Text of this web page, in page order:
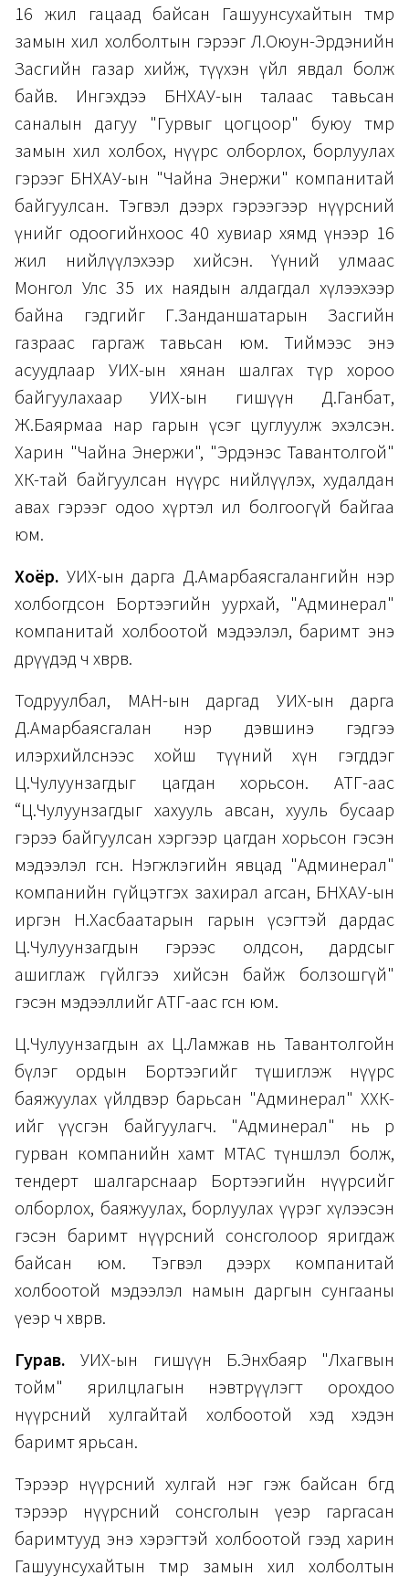
16 жил гацаад байсан Гашуунсухайтын төмөр
замын хил холболтын гэрээг Л.Оюун-Эрдэнийн
Засгийн газар хийж, түүхэн үйл явдал болж
байв. Ингэхдээ БНХАУ-ын талаас тавьсан
саналын дагуу "Гурвыг цогцоор" буюу төмөр
замын хил холбох, нүүрс олборлох, борлуулах
гэрээг БНХАУ-ын "Чайна Энержи" компанитай
байгуулсан. Тэгвэл дээрх гэрээгээр нүүрсний
үнийг одоогийнхоос 40 хувиар хямд үнээр 16
жил нийлүүлэхээр хийсэн. Үүний улмаас
Монгол Улс 35 их наядын алдагдал хүлээхээр
байна гэдгийг Г.Занданшатарын Засгийн
газраас гаргаж тавьсан юм. Тиймээс энэ
асуудлаар УИХ-ын хянан шалгах түр хороо
байгуулахаар УИХ-ын гишүүн Д.Ганбат,
Ж.Баярмаа нар гарын үсэг цуглуулж эхэлсэн.
Харин "Чайна Энержи", "Эрдэнэс Тавантолгой"
ХК-тай байгуулсан нүүрс нийлүүлэх, худалдан
авах гэрээг одоо хүртэл ил болгоогүй байгаа
юм.
Хоёр. УИХ-ын дарга Д.Амарбаясгалангийн нэр
холбогдсон Бортээгийн уурхай, "Админерал"
компанитай холбоотой мэдээлэл, баримт энэ
өдрүүдэд ч хөврөв.
Тодруулбал, МАН-ын даргад УИХ-ын дарга
Д.Амарбаясгалан нэр дэвшинэ гэдгээ
илэрхийлснээс хойш түүний хүн гэгддэг
Ц.Чулуунзагдыг цагдан хорьсон. АТГ-аас
“Ц.Чулуунзагдыг хахууль авсан, хууль бусаар
гэрээ байгуулсан хэргээр цагдан хорьсон гэсэн
мэдээлэл өгсөн. Нэгжлэгийн явцад "Админерал"
компанийн гүйцэтгэх захирал агсан, БНХАУ-ын
иргэн Н.Хасбаатарын гарын үсэгтэй дардас
Ц.Чулуунзагдын гэрээс олдсон, дардсыг
ашиглаж гүйлгээ хийсэн байж болзошгүй"
гэсэн мэдээллийг АТГ-аас өгсөн юм.
Ц.Чулуунзагдын ах Ц.Ламжав нь Тавантолгойн
бүлэг ордын Бортээгийг түшиглэж нүүрс
баяжуулах үйлдвэр барьсан "Админерал" ХХК-
ийг үүсгэн байгуулагч. "Админерал" нь өөр
гурван компанийн хамт МТАС түншлэл болж,
тендерт шалгарснаар Бортээгийн нүүрсийг
олборлох, баяжуулах, борлуулах үүрэг хүлээсэн
гэсэн баримт нүүрсний сонсголоор яригдаж
байсан юм. Тэгвэл дээрх компанитай
холбоотой мэдээлэл намын даргын сунгааны
үеэр ч хөврөв.
Гурав. УИХ-ын гишүүн Б.Энхбаяр "Лхагвын
тойм" ярилцлагын нэвтрүүлэгт орохдоо
нүүрсний хулгайтай холбоотой хэд хэдэн
баримт ярьсан.
Тэрээр нүүрсний хулгай нэг гэж байсан бөгөөд
тэрээр нүүрсний сонсголын үеэр гаргасан
баримтууд энэ хэрэгтэй холбоотой гээд харин
Гашуунсухайтын төмөр замын хил холболтын